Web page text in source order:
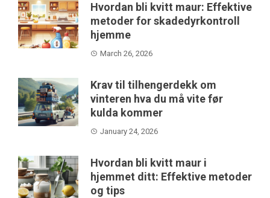
Hvordan bli kvitt maur: Effektive
metoder for skadedyrkontroll
hjemme
March 26, 2026
Krav til tilhengerdekk om
vinteren hva du må vite før
kulda kommer
January 24, 2026
Hvordan bli kvitt maur i
hjemmet ditt: Effektive metoder
og tips